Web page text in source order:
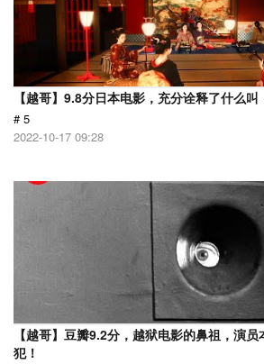
【越哥】9.8分日本电影，充分诠释了什么叫
# 5
2022-10-17 09:28
【越哥】豆瓣9.2分，越狱电影的鼻祖，演
犯！